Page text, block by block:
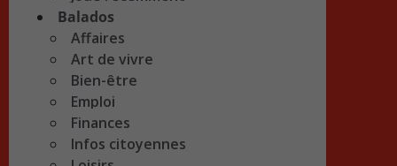
Balados
Affaires
Art de vivre
Bien-être
Emploi
Finances
Infos citoyennes